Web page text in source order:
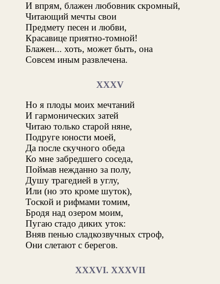
И впрям, блажен любовник скромный,
Читающий мечты свои
Предмету песен и любви,
Красавице приятно-томной!
Блажен... хоть, может быть, она
Совсем иным развлечена.
XXXV
Но я плоды моих мечтаний
И гармонических затей
Читаю только старой няне,
Подруге юности моей,
Да после скучного обеда
Ко мне забредшего соседа,
Поймав нежданно за полу,
Душу трагедией в углу,
Или (но это кроме шуток),
Тоской и рифмами томим,
Бродя над озером моим,
Пугаю стадо диких уток:
Вняв пенью сладкозвучных строф,
Они слетают с берегов.
XXXVI. XXXVII